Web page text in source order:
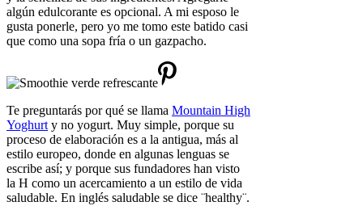
algún edulcorante es opcional. A mi esposo le
gusta ponerle, pero yo me tomo este batido casi
que como una sopa fría o un gazpacho.
Te preguntarás por qué se llama Mountain High
Yoghurt y no yogurt. Muy simple, porque su
proceso de elaboración es a la antigua, más al
estilo europeo, donde en algunas lenguas se
escribe así; y porque sus fundadores han visto
la H como un acercamiento a un estilo de vida
saludable. En inglés saludable se dice ¨healthy¨.